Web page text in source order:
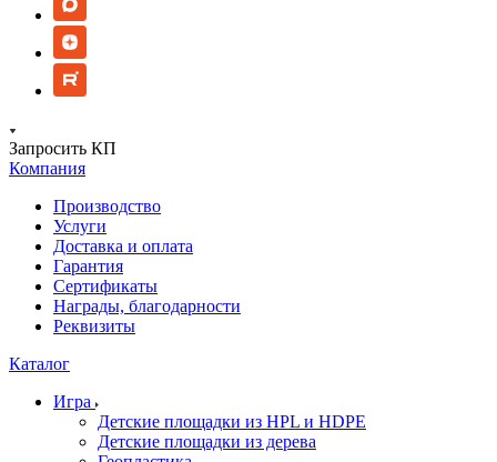
Запросить КП
Компания
Производство
Услуги
Доставка и оплата
Гарантия
Сертификаты
Награды, благодарности
Реквизиты
Каталог
Игра
Детские площадки из HPL и HDPE
Детские площадки из дерева